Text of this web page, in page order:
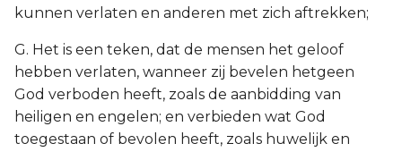
kunnen verlaten en anderen met zich aftrekken;
G. Het is een teken, dat de mensen het geloof
hebben verlaten, wanneer zij bevelen hetgeen
God verboden heeft, zoals de aanbidding van
heiligen en engelen; en verbieden wat God
toegestaan of bevolen heeft, zoals huwelijk en